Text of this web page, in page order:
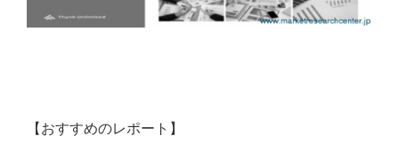
【おすすめのレポート】